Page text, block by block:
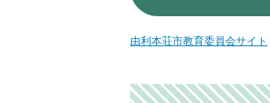
由利本荘市教育委員会サイト